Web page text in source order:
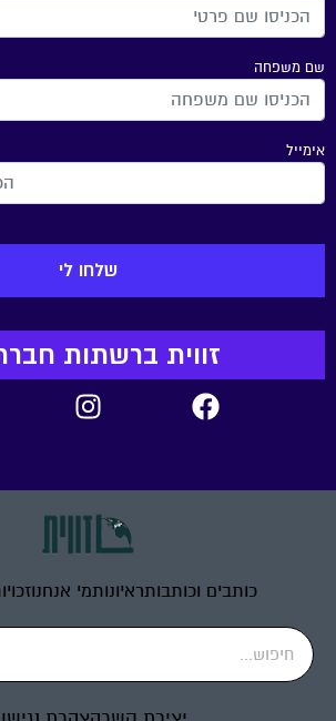
שם משפחה
אימייל
זווית ברשתות
כותבים וכותבותראיונותמי אנחנו